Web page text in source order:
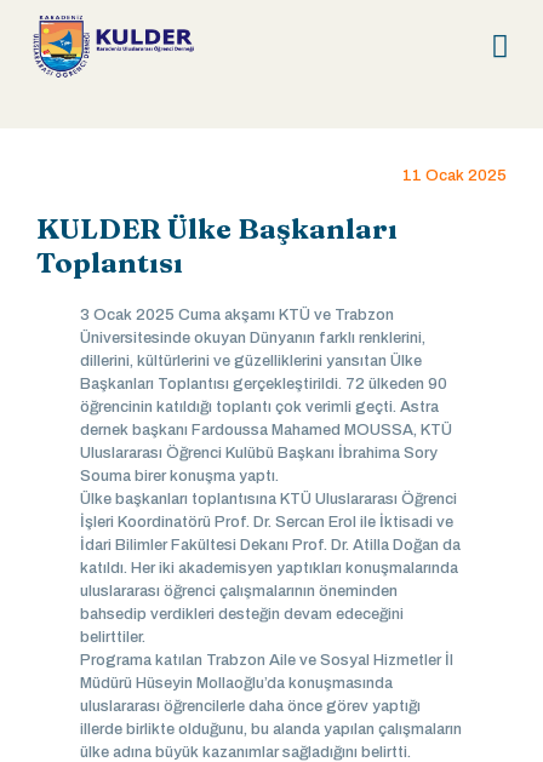
11 Ocak 2025
KULDER Ülke Başkanları
Toplantısı
3 Ocak 2025 Cuma akşamı KTÜ ve Trabzon
Üniversitesinde okuyan Dünyanın farklı renklerini,
dillerini, kültürlerini ve güzelliklerini yansıtan Ülke
Başkanları Toplantısı gerçekleştirildi. 72 ülkeden 90
öğrencinin katıldığı toplantı çok verimli geçti. Astra
dernek başkanı Fardoussa Mahamed MOUSSA, KTÜ
Uluslararası Öğrenci Kulübü Başkanı İbrahima Sory
Souma birer konuşma yaptı.
Ülke başkanları toplantısına KTÜ Uluslararası Öğrenci
İşleri Koordinatörü Prof. Dr. Sercan Erol ile İktisadi ve
İdari Bilimler Fakültesi Dekanı Prof. Dr. Atilla Doğan da
katıldı. Her iki akademisyen yaptıkları konuşmalarında
uluslararası öğrenci çalışmalarının öneminden
bahsedip verdikleri desteğin devam edeceğini
belirttiler.
Programa katılan Trabzon Aile ve Sosyal Hizmetler İl
Müdürü Hüseyin Mollaoğlu’da konuşmasında
uluslararası öğrencilerle daha önce görev yaptığı
illerde birlikte olduğunu, bu alanda yapılan çalışmaların
ülke adına büyük kazanımlar sağladığını belirtti.